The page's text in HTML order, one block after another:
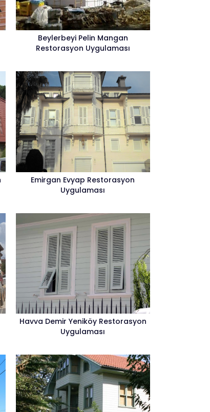
Beylerbeyi Pelin Mangan
Restorasyon Uygulaması
Emirgan Evyap Restorasyon
Uygulaması
Havva Demir Yeniköy Restorasyon
Uygulaması